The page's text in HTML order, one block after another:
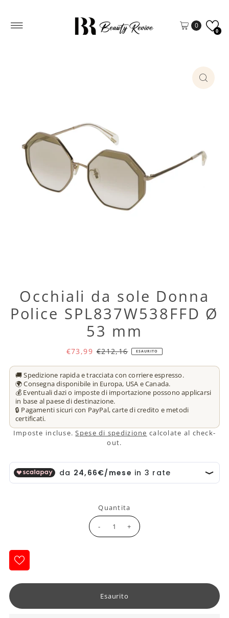
Vai direttamente ai contenuti
0
0
Occhiali da sole Donna
Police SPL837W538FFD Ø
53 mm
€73,99 €212,16 ESAURITO
🚚 Spedizione rapida e tracciata con corriere espresso.
🌍 Consegna disponibile in Europa, USA e Canada.
💰 Eventuali dazi o imposte di importazione possono applicarsi
in base al paese di destinazione.
🔒 Pagamenti sicuri con PayPal, carte di credito e metodi
certificati.
Imposte incluse.Spese di spedizione calcolate al check-
out.
Quantita
- +